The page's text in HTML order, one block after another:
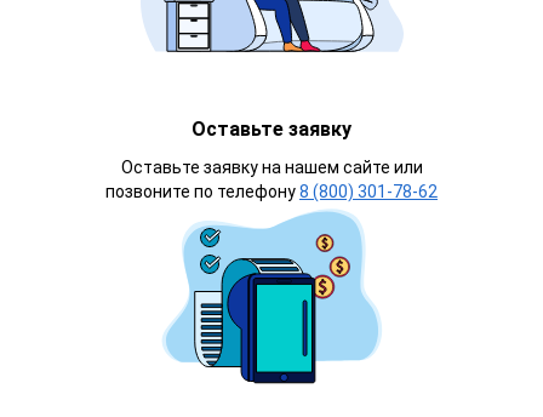
Оставьте заявку
Оставьте заявку на нашем сайте или
позвоните по телефону8 (800) 301-78-62